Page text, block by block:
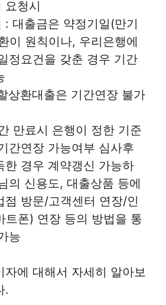
요청시
: 대출금은 약정기일(만기
이 원칙이나, 우리은행에
정요건을 갖춘 경우 기간
상환대출은 기간연장 불가
만료시 은행이 정한 기준
간연장 가능여부 심사후
한 경우 계약갱신 가능하
의 신용도, 대출상품 등에
점 방문/고객센터 연장/인
트폰) 연장 등의 방법을 통
능
자에 대해서 자세히 알아보
.